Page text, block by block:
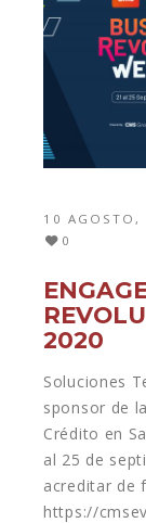
10 AGOSTO,
0
2020
Soluciones
sponsor de
Crédito en
al 25 de
acreditar de
https://